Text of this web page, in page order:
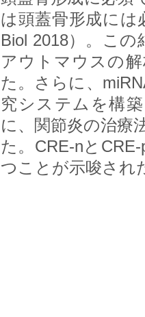
は頭蓋骨形成には
Biol 2018）。こ
アウトマウスの
た。さらに、
究システムを構
に、関節炎の治療
た。CRE-nと
つことが示唆され